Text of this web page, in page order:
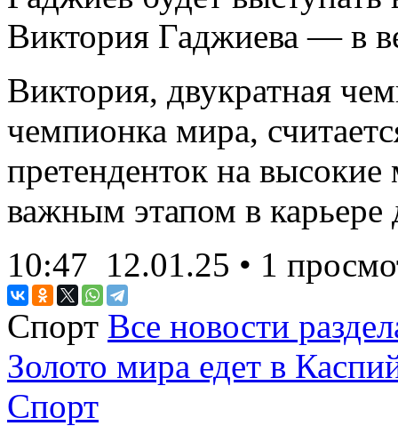
Виктория Гаджиева — в
Виктория, двукратная
чемпионка мира,
претенденток на
важным этапом в карьере
10:47 12.01.25 • 1
Спорт Все новости
Золото мира едет в
Спорт